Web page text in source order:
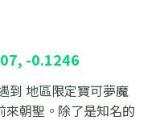
-0.1246
到 地區限定寶可夢魔
朝聖。除了是知名的